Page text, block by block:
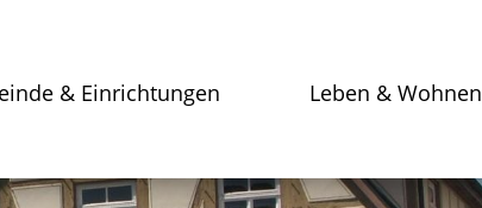
& Einrichtungen Leben & Wohnen